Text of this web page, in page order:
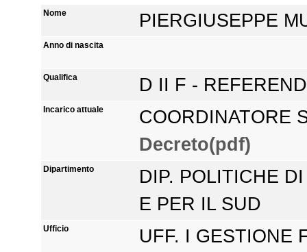
Nome PIERGIUSEPPE
Anno di nascita
Qualifica D II F -
Incarico attuale
COORDINATORE
Decreto(pdf)
Dipartimento
DIP. POLITICHE
E PER IL SUD
Ufficio
UFF. I GESTIONE